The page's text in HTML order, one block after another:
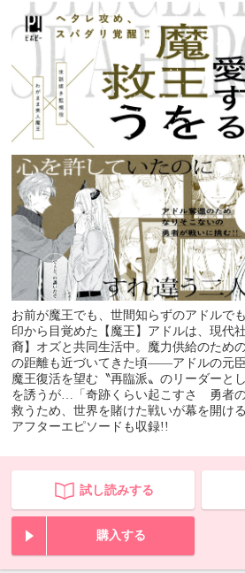
お前が魔王でも、世間知らずのアドル
印から目覚めた【魔王】アドルは、現代
裔】オズと共同生活中。魔力供給のため
の距離も近づいてきた頃――アドルの元
魔王復活を望む〝再臨派〟のリーダーと
を誘うが…「奇跡くらい起こすさ 勇者
救うため、世界を賭けた戦いが幕を開け
アフターエピソードも収録!!
試し読みする
購入する